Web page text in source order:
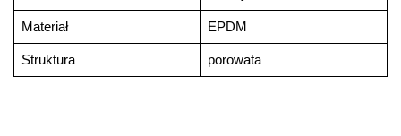
Materiał EPDM
Struktura porowata